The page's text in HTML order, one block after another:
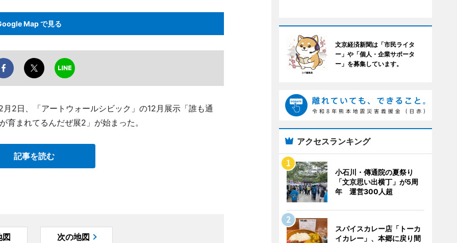
Map で見る
2日、「アートウォールシビック」の12月展示「誰も通
育まれてるんだぜ展2」が始まった。
記事を読む
図 次の地図
文京経済新聞は「市民ライタ
ー」や「個人・企業サポータ
ー」を募集しています。
アクセスランキング
小石川・傳通院の夏祭り
「文京思い出横丁」が5周
年 運営300人超
スパイスカレー店「トーカ
イカレー」、本郷に戻り間